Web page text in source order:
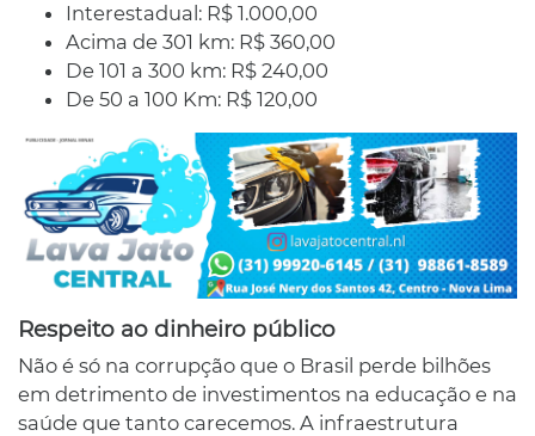
Interestadual: R$ 1.000,00
Acima de 301 km: R$ 360,00
De 101 a 300 km: R$ 240,00
De 50 a 100 Km: R$ 120,00
Respeito ao dinheiro público
Não é só na corrupção que o Brasil perde bilhões
em detrimento de investimentos na educação e na
saúde que tanto carecemos. A infraestrutura